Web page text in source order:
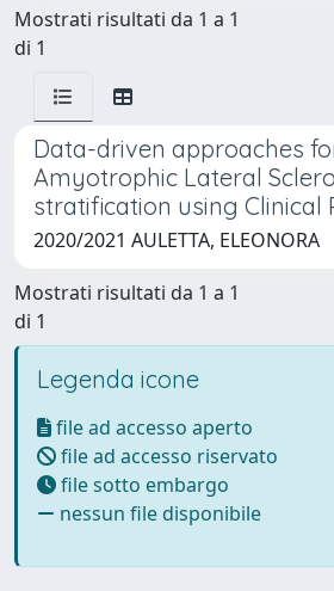
Mostrati risultati da 1 a 1
di 1
Data-driven approaches
Amyotrophic Lateral
stratification using Clinical
2020/2021 AULETTA, ELEONORA
Mostrati risultati da 1 a 1
di 1
Legenda icone
file ad accesso aperto
file ad accesso riservato
file sotto embargo
nessun file disponibile